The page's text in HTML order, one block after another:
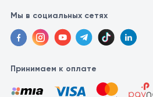
Мы в социальных сетях
Принимаем к оплате